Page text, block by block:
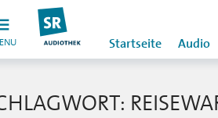
Startseite Audio